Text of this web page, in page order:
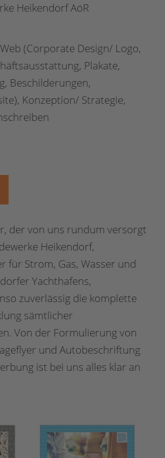
Heikendorf AöR
(Corporate Design/ Logo,
Plakate,
Beschilderungen,
Konzeption/ Strategie,
der von uns rundum versorgt
Heikendorf,
für Strom, Gas, Wasser und
Yachthafens,
zuverlässig die komplette
sämtlicher
Von der Formulierung von
und Autobeschriftung
ist bei uns alles klar an